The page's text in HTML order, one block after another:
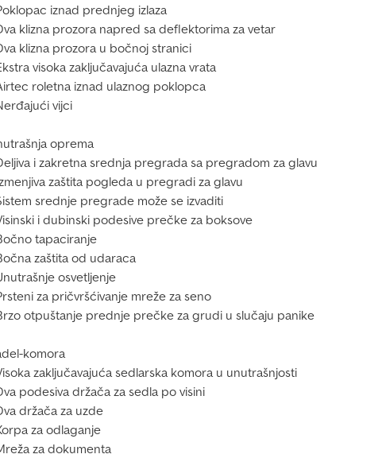
iznad prednjeg izlaza
klizna prozora napred sa deflektorima za vetar
klizna prozora u bočnoj stranici
visoka zaključavajuća ulazna vrata
roletna iznad ulaznog poklopca
vijci
oprema
i zakretna srednja pregrada sa pregradom za glavu
zaštita pogleda u pregradi za glavu
srednje pregrade može se izvaditi
i dubinski podesive prečke za boksove
tapaciranje
zaštita od udaraca
osvetljenje
za pričvršćivanje mreže za seno
otpuštanje prednje prečke za grudi u slučaju panike
komora
zaključavajuća sedlarska komora u unutrašnjosti
podesiva držača za sedla po visini
držača za uzde
za odlaganje
za dokumenta